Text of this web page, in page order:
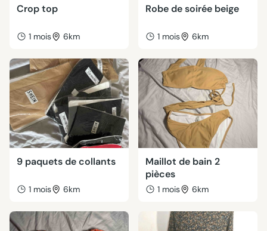
Crop top
1 mois 6km
Robe de soirée beige
1 mois 6km
9 paquets de collants
1 mois 6km
Maillot de bain 2
pièces
1 mois 6km